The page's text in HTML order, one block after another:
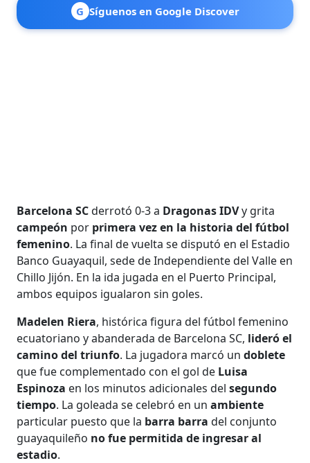
G Síguenos en Google Discover
Barcelona SCderrotó 0-3 a Dragonas IDVy grita
campeón por primera vez en la historia del fútbol
femenino. La final de vuelta se disputó en el Estadio
Banco Guayaquil, sede de Independiente del Valle en
Chillo Jijón. En la ida jugada en el Puerto Principal,
ambos equipos igualaron sin goles.
Madelen Riera, histórica figura del fútbol femenino
ecuatoriano y abanderada de Barcelona SC, lideró el
camino del triunfo. La jugadora marcó undoblete
que fue complementado con el gol de Luisa
Espinoza en los minutos adicionales delsegundo
tiempo. La goleada se celebró en unambiente
particular puesto que la barra barradel conjunto
guayaquileño no fue permitida de ingresar al
estadio.